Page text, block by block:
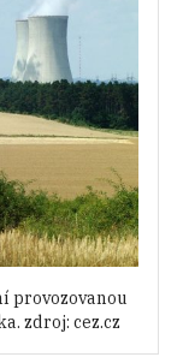
provozovanou
zdroj: cez.cz